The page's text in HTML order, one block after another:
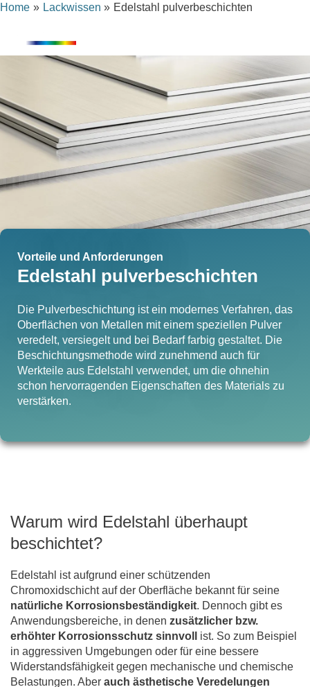
content
Skip
content
Home Lackwissen Edelstahl pulverbeschichten
Vorteile und Anforderungen
Edelstahl pulverbeschichten
Die Pulverbeschichtung ist ein modernes Verfahren, das
Oberflächen von Metallen mit einem speziellen Pulver
veredelt, versiegelt und bei Bedarf farbig gestaltet. Die
Beschichtungsmethode wird zunehmend auch für
Werkteile aus Edelstahl verwendet, um die ohnehin
schon hervorragenden Eigenschaften des Materials zu
verstärken.
Warum wird Edelstahl überhaupt
beschichtet?
Edelstahl ist aufgrund einer schützenden
Chromoxidschicht auf der Oberfläche bekannt für seine
natürliche Korrosionsbeständigkeit. Dennoch gibt es
Anwendungsbereiche, in denen zusätzlicher bzw.
erhöhter Korrosionsschutz sinnvoll
ist. So zum Beispiel
in aggressiven Umgebungen oder für eine bessere
Widerstandsfähigkeit gegen mechanische und chemische
Belastungen. Aber auch ästhetische Veredelungen